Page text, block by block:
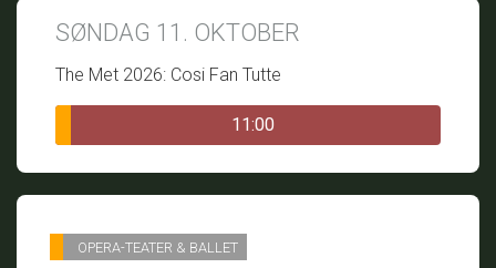
SØNDAG 11. OKTOBER
The Met 2026: Cosi Fan Tutte
11:00
OPERA-TEATER & BALLET